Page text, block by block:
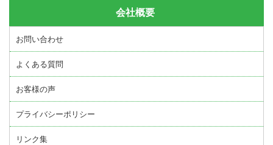
会社概要
お問い合わせ
よくある質問
お客様の声
プライバシーポリシー
リンク集